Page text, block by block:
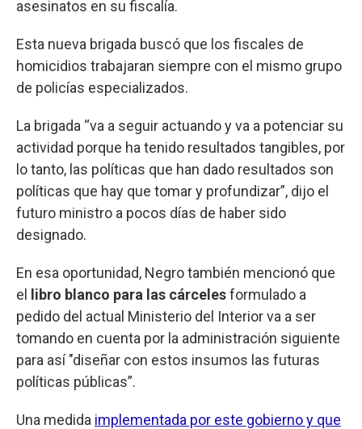
asesinatos en su fiscalía.
Esta nueva brigada buscó que los fiscales de
homicidios trabajaran siempre con el mismo grupo
de policías especializados.
La brigada “va a seguir actuando y va a potenciar su
actividad porque ha tenido resultados tangibles, por
lo tanto, las políticas que han dado resultados son
políticas que hay que tomar y profundizar”, dijo el
futuro ministro a pocos días de haber sido
designado.
En esa oportunidad, Negro también mencionó que
el libro blanco para las cárcelesformulado a
pedido del actual Ministerio del Interior va a ser
tomando en cuenta por la administración siguiente
para así "diseñar con estos insumos las futuras
políticas públicas”.
Una medida implementada por este gobierno y que